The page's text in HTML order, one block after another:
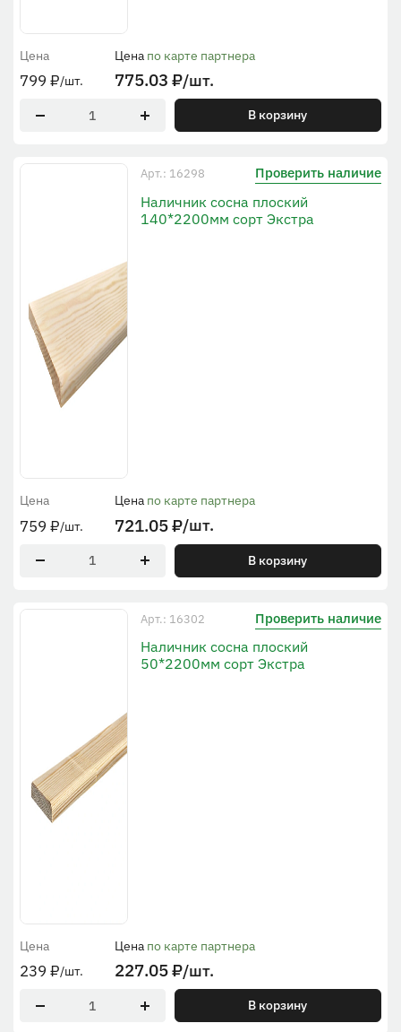
Цена
799 ₽/шт.
Цена по карте партнера
775.03 ₽/шт.
В корзину
Арт.: 16298 Проверить наличие
Наличник сосна плоский
140*2200мм сорт Экстра
Цена
759 ₽/шт.
Цена по карте партнера
721.05₽/шт.
В корзину
Арт.: 16302 Проверить наличие
Наличник сосна плоский
50*2200мм сорт Экстра
Цена
239 ₽/шт.
Цена по карте партнера
227.05₽/шт.
В корзину